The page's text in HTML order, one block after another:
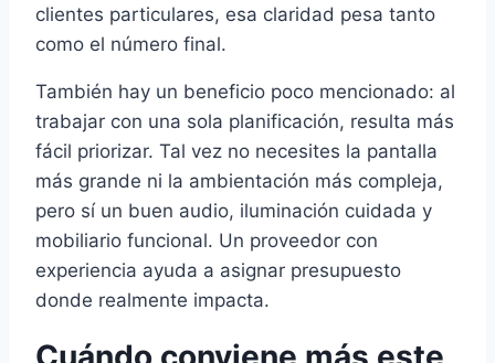
clientes particulares, esa claridad pesa tanto
como el número final.
También hay un beneficio poco mencionado: al
trabajar con una sola planificación, resulta más
fácil priorizar. Tal vez no necesites la pantalla
más grande ni la ambientación más compleja,
pero sí un buen audio, iluminación cuidada y
mobiliario funcional. Un proveedor con
experiencia ayuda a asignar presupuesto
donde realmente impacta.